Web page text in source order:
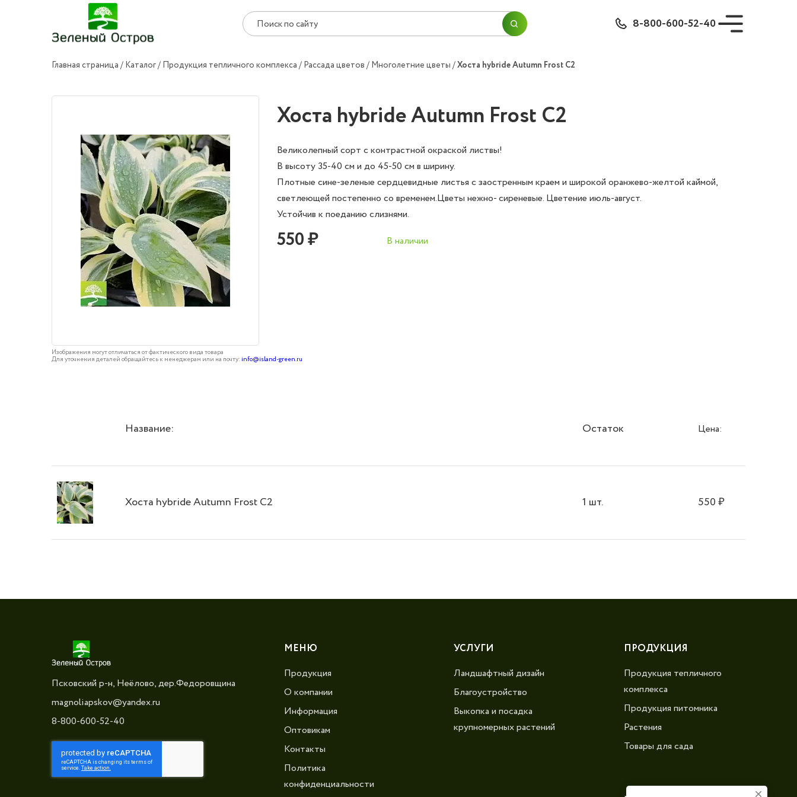
8-800-600-52-40
Главная страница Каталог Продукция тепличного комплекса Рассада цветов Многолетние цветы Хоста hybride Autumn Frost С2
Хоста hybride Autumn Frost С2
Великолепный сорт с контрастной окраской листвы!
В высоту 35-40 см и до 45-50 см в ширину.
Плотные сине-зеленые сердцевидные листья с заостренным краем и широкой оранжево-желтой каймой,
светлеющей постепенно со временем.Цветы нежно- сиреневые. Цветение июль-август.
Устойчив к поеданию слизнями.
550 ₽ В наличии
Изображения могут отличаться от фактического вида товара
Для уточнения деталей обращайтесь к менеджерам или на почту: info@island-green.ru
Название: Остаток Цена:
Хоста hybride Autumn Frost С2 1 шт. 550₽
Псковский р-н, Неёлово, дер.Федоровщина
magnoliapskov@yandex.ru
8-800-600-52-40
МЕНЮ
Продукция
О компании
Информация
Оптовикам
Контакты
Политика
конфиденциальности
УСЛУГИ
Ландшафтный дизайн
Благоустройство
Выкопка и посадка
крупномерных растений
ПРОДУКЦИЯ
Продукция тепличного
комплекса
Продукция питомника
Растения
Товары для сада
ПЕРЕЙТИ В КОРЗИНУ
ПРОДОЛЖИТЬ ПОКУПКИ
Согласие наобработку персональных данных
ОК